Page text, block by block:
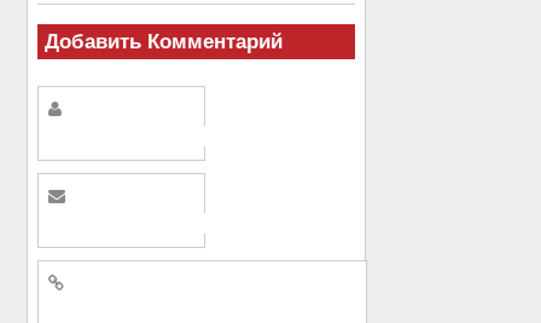
Добавить Комментарий